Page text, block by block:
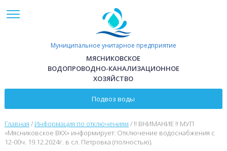
Муниципальное унитарное предприятие
МЯСНИКОВСКОЕ
ВОДОПРОВОДНО-КАНАЛИЗАЦИОННОЕ
ХОЗЯЙСТВО
Подвоз воды
Главная / Информация по отключениям / ‼️ ВНИМАНИЕ ‼️ МУП
«Мясниковское ВКХ» информирует: Отключение водоснабжения с
12-00ч. 19.12.2024г. в сл. Петровка (полностью).